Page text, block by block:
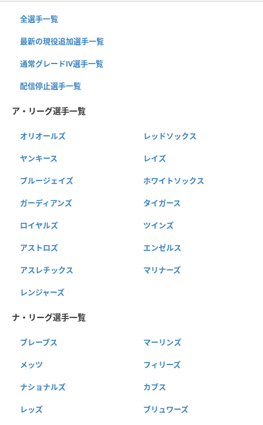
全選手一覧
最新の現役追加選手一覧
通常グレードⅣ選手一覧
配信停止選手一覧
ア・リーグ選手一覧
オリオールズ レッドソックス
ヤンキース レイズ
ブルージェイズ ホワイトソックス
ガーディアンズ タイガース
ロイヤルズ ツインズ
アストロズ エンゼルス
アスレチックス マリナーズ
レンジャーズ
ナ・リーグ選手一覧
ブレーブス マーリンズ
メッツ フィリーズ
ナショナルズ カブス
レッズ ブリュワーズ